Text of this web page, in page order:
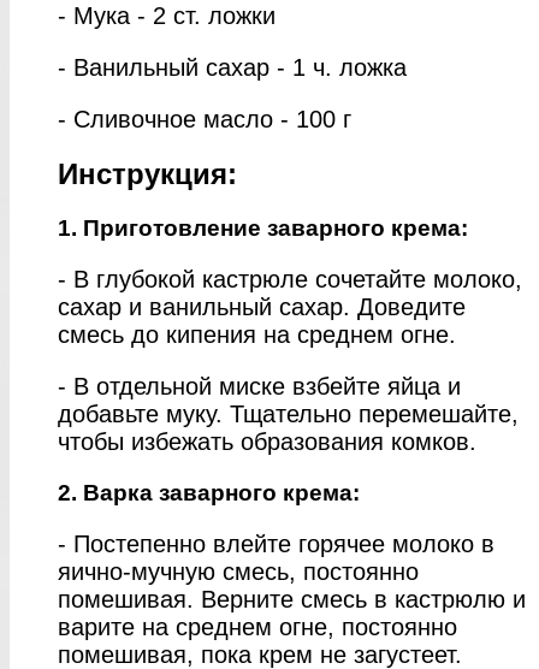
- Мука - 2 ст. ложки
- Ванильный сахар - 1 ч. ложка
- Сливочное масло - 100 г
Инструкция:
1. Приготовление заварного крема:
- В глубокой кастрюле сочетайте молоко,
сахар и ванильный сахар. Доведите
смесь до кипения на среднем огне.
- В отдельной миске взбейте яйца и
добавьте муку. Тщательно перемешайте,
чтобы избежать образования комков.
2. Варка заварного крема:
- Постепенно влейте горячее молоко в
яично-мучную смесь, постоянно
помешивая. Верните смесь в кастрюлю и
варите на среднем огне, постоянно
помешивая, пока крем не загустеет.